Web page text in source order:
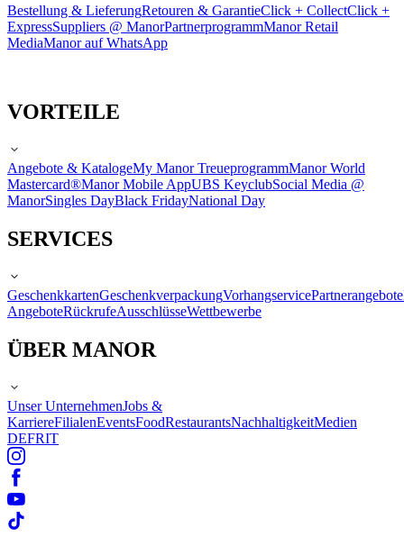
Bestellung & LieferungRetouren & GarantieClick + CollectClick +
ExpressSuppliers @ ManorPartnerprogrammManor Retail
MediaManor auf WhatsApp
VORTEILE
Angebote & KatalogeMy Manor TreueprogrammManor World
Mastercard®Manor Mobile AppUBS KeyclubSocial Media @
ManorSingles DayBlack FridayNational Day
SERVICES
GeschenkkartenGeschenkverpackungVorhangservicePartnerangebote
AngeboteRückrufeAusschlüsseWettbewerbe
ÜBER MANOR
Unser UnternehmenJobs &
KarriereFilialenEventsFoodRestaurantsNachhaltigkeitMedien
DEFRIT